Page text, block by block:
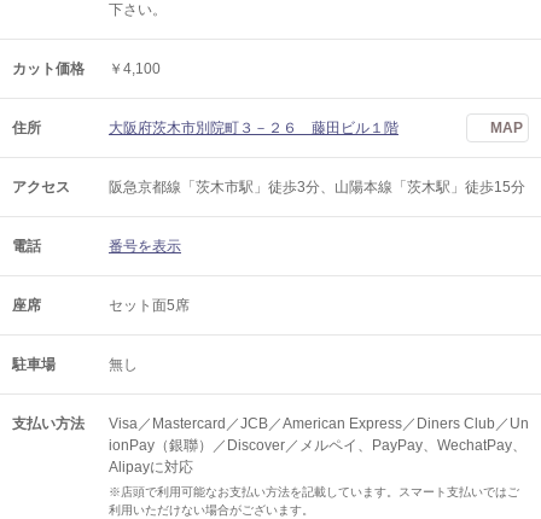
下さい。
カット価格 ￥4,100
住所 大阪府茨木市別院町３－２６ 藤田ビル１階 MAP
アクセス 阪急京都線「茨木市駅」徒歩3分、山陽本線「茨木駅」徒歩15分
電話 番号を表示
座席 セット面5席
駐車場 無し
支払い方法
Visa／Mastercard／JCB／American Express／Diners Club／Un
ionPay（銀聯）／Discover／メルペイ、PayPay、WechatPay、
Alipayに対応
※店頭で利用可能なお支払い方法を記載しています。スマート支払いではご
利用いただけない場合がございます。